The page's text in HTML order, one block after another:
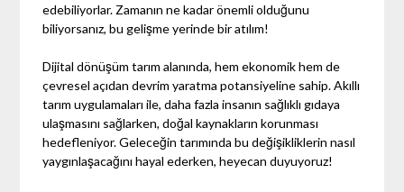
edebiliyorlar. Zamanın ne kadar önemli olduğunu
biliyorsanız, bu gelişme yerinde bir atılım!
Dijital dönüşüm tarım alanında, hem ekonomik hem de
çevresel açıdan devrim yaratma potansiyeline sahip. Akıllı
tarım uygulamaları ile, daha fazla insanın sağlıklı gıdaya
ulaşmasını sağlarken, doğal kaynakların korunması
hedefleniyor. Geleceğin tarımında bu değişikliklerin nasıl
yaygınlaşacağını hayal ederken, heyecan duyuyoruz!